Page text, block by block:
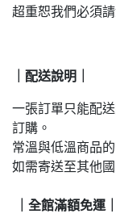
超重恕我們必須
｜配送說明｜
一張訂單只能配
訂購。
常溫與低溫商品
如需寄送至其他
全館滿額免運｜